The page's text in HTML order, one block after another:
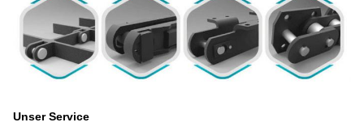
Unser Service